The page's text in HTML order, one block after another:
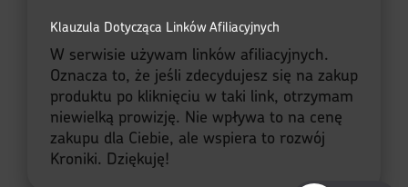
Klauzula Dotycząca Linków Afiliacyjnych
W serwisie używam linków afiliacyjnych.
Oznacza to, że jeśli zdecydujesz się na zakup
produktu po kliknięciu w taki link, otrzymam
niewielką prowizję. Nie wpływa to na cenę
zakupu dla Ciebie, ale wspiera to rozwój
Kroniki. Dziękuję!